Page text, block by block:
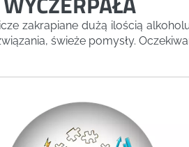
zakrapiane dużą ilością
świeże pomysły.